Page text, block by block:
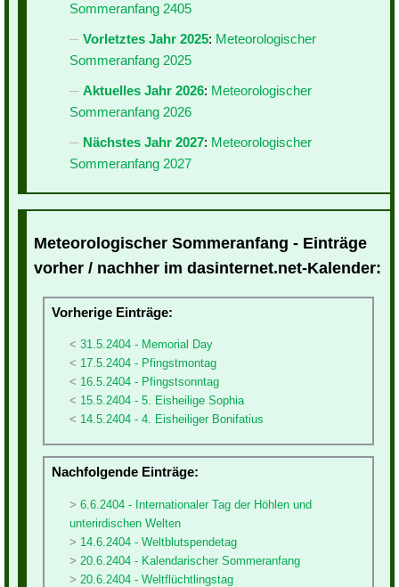
Sommeranfang 2405
Vorletztes Jahr 2025: Meteorologischer
Sommeranfang 2025
Aktuelles Jahr 2026: Meteorologischer
Sommeranfang 2026
Nächstes Jahr 2027: Meteorologischer
Sommeranfang 2027
Meteorologischer Sommeranfang - Einträge
vorher / nachher im dasinternet.net-Kalender:
Vorherige Einträge:
31.5.2404 - Memorial Day
17.5.2404 - Pfingstmontag
16.5.2404 - Pfingstsonntag
15.5.2404 - 5. Eisheilige Sophia
14.5.2404 - 4. Eisheiliger Bonifatius
Nachfolgende Einträge:
6.6.2404 - Internationaler Tag der Höhlen und
unterirdischen Welten
14.6.2404 - Weltblutspendetag
20.6.2404 - Kalendarischer Sommeranfang
20.6.2404 - Weltflüchtlingstag